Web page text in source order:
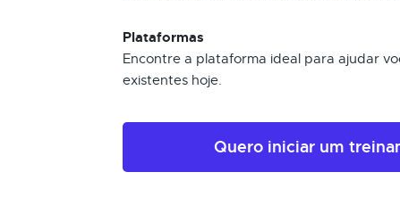
Plataformas
Encontre a plataforma ideal para ajudar
existentes hoje.
Quero iniciar um